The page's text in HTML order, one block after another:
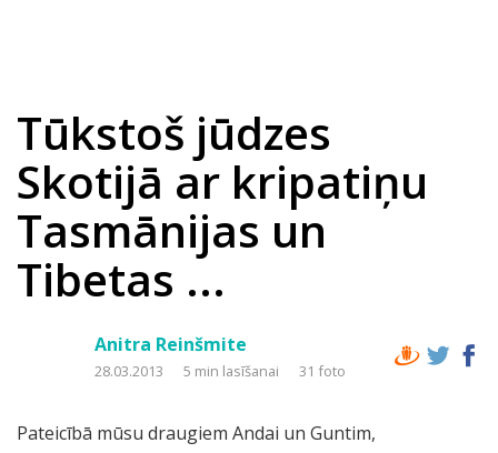
Tūkstoš jūdzes
Skotijā ar kripatiņu
Tasmānijas un
Tibetas ...
Anitra Reinšmite
28.03.2013 5 min lasīšanai 31 foto
Pateicībā mūsu draugiem Andai un Guntim,